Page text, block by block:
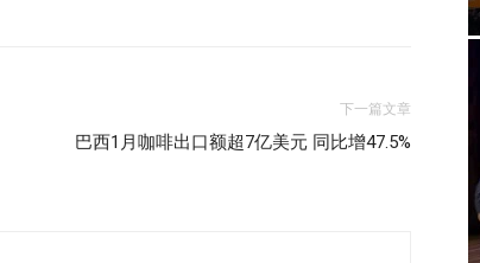
下一篇文章
巴西1月咖啡出口额超7亿美元 同比增47.5%